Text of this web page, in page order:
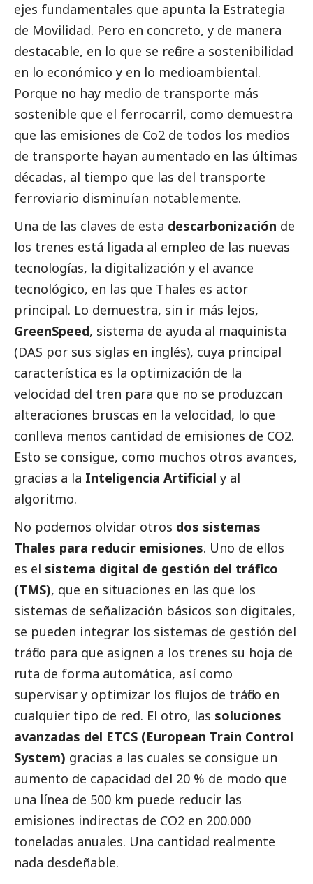
ejes fundamentales que apunta la Estrategia
de Movilidad. Pero en concreto, y de manera
destacable, en lo que se refiere a sostenibilidad
en lo económico y en lo medioambiental.
Porque no hay medio de transporte más
sostenible que el ferrocarril, como demuestra
que las emisiones de Co2 de todos los medios
de transporte hayan aumentado en las últimas
décadas, al tiempo que las del transporte
ferroviario disminuían notablemente.
Una de las claves de esta descarbonización de
los trenes está ligada al empleo de las nuevas
tecnologías, la digitalización y el avance
tecnológico, en las que Thales es actor
principal. Lo demuestra, sin ir más lejos,
GreenSpeed, sistema de ayuda al maquinista
(DAS por sus siglas en inglés), cuya principal
característica es la optimización de la
velocidad del tren para que no se produzcan
alteraciones bruscas en la velocidad, lo que
conlleva menos cantidad de emisiones de CO2.
Esto se consigue, como muchos otros avances,
gracias a la Inteligencia Artificial y al
algoritmo.
No podemos olvidar otros dos sistemas
Thales para reducir emisiones. Uno de ellos
es el sistema digital de gestión del tráfico
(TMS), que en situaciones en las que los
sistemas de señalización básicos son digitales,
se pueden integrar los sistemas de gestión del
tráfico para que asignen a los trenes su hoja de
ruta de forma automática, así como
supervisar y optimizar los flujos de tráfico en
cualquier tipo de red. El otro, las soluciones
avanzadas del ETCS (European Train Control
System) gracias a las cuales se consigue un
aumento de capacidad del 20 % de modo que
una línea de 500 km puede reducir las
emisiones indirectas de CO2 en 200.000
toneladas anuales. Una cantidad realmente
nada desdeñable.